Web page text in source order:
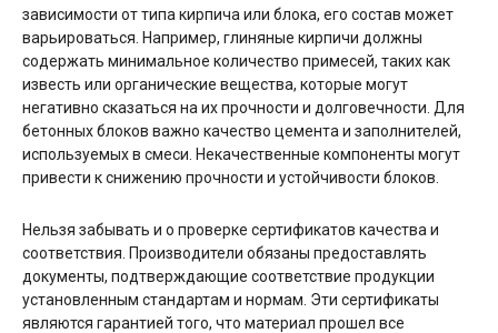
зависимости от типа кирпича или блока, его состав может
варьироваться. Например, глиняные кирпичи должны
содержать минимальное количество примесей, таких как
известь или органические вещества, которые могут
негативно сказаться на их прочности и долговечности. Для
бетонных блоков важно качество цемента и заполнителей,
используемых в смеси. Некачественные компоненты могут
привести к снижению прочности и устойчивости блоков.
Нельзя забывать и о проверке сертификатов качества и
соответствия. Производители обязаны предоставлять
документы, подтверждающие соответствие продукции
установленным стандартам и нормам. Эти сертификаты
являются гарантией того, что материал прошел все